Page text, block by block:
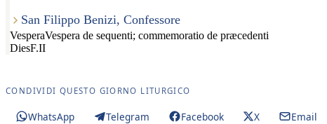
San Filippo Benizi, Confessore
VesperaVespera de sequenti; commemoratio de præcedenti
DiesF.II
CONDIVIDI QUESTO GIORNO LITURGICO
WhatsApp Telegram Facebook X Email